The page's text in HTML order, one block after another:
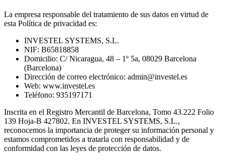
La empresa responsable del tratamiento de sus datos en virtud de
esta Política de privacidad es:
INVESTEL SYSTEMS, S.L.
NIF: B65818858
Domicilio: C/ Nicaragua, 48 – 1º 5a, 08029 Barcelona
(Barcelona)
Dirección de correo electrónico: admin@investel.es
Web: www.investel.es
Teléfono: 935197171
Inscrita en el Registro Mercantil de Barcelona, Tomo 43.222 Folio
139 Hoja-B 427802. En INVESTEL SYSTEMS, S.L.,
reconocemos la importancia de proteger su información personal y
estamos comprometidos a tratarla con responsabilidad y de
conformidad con las leyes de protección de datos.